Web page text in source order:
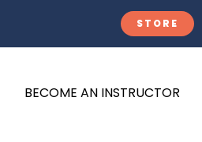
STORE
BECOME AN INSTRUCTOR